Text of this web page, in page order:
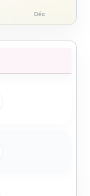
Déc